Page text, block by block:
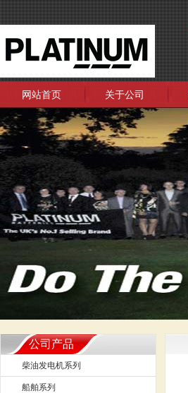
网站首页 关于公司
公司产品
柴油发电机系列
船舶系列